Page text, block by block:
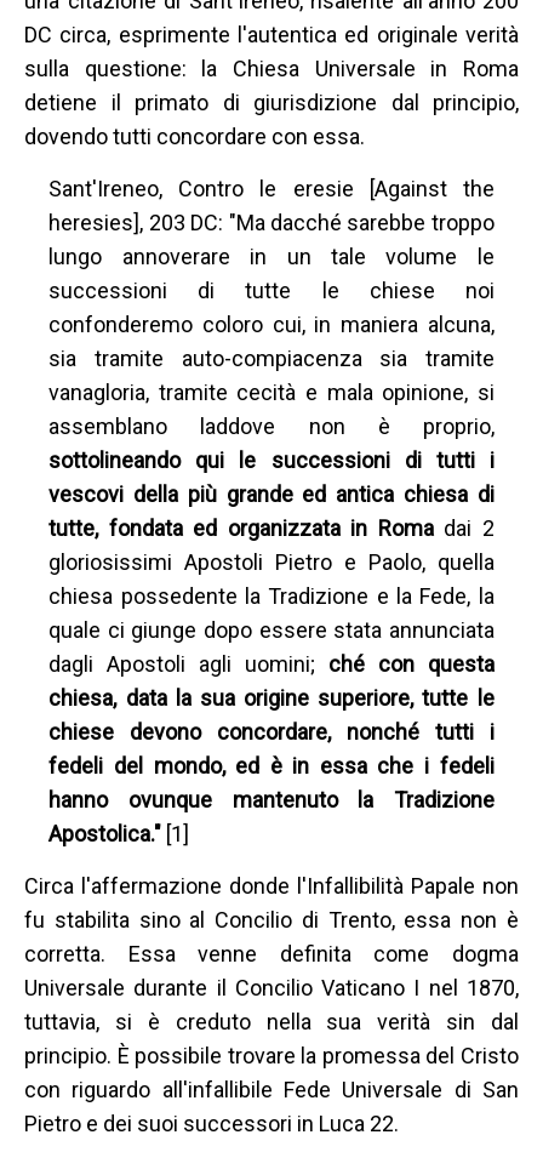
DC circa, esprimente l'autentica ed originale verità
sulla questione: la Chiesa Universale in Roma
detiene il primato di giurisdizione dal principio,
dovendo tutti concordare con essa.
Sant'Ireneo, Contro le eresie [Against the
heresies], 203 DC: "Ma dacché sarebbe troppo
lungo annoverare in un tale volume le
successioni di tutte le chiese noi
confonderemo coloro cui, in maniera alcuna,
sia tramite auto-compiacenza sia tramite
vanagloria, tramite cecità e mala opinione, si
assemblano laddove non è proprio,
sottolineando qui le successioni di tutti i
vescovi della più grande ed antica chiesa di
tutte, fondata ed organizzata in Roma dai 2
gloriosissimi Apostoli Pietro e Paolo, quella
chiesa possedente la Tradizione e la Fede, la
quale ci giunge dopo essere stata annunciata
dagli Apostoli agli uomini; ché con questa
chiesa, data la sua origine superiore, tutte le
chiese devono concordare, nonché tutti i
fedeli del mondo, ed è in essa che i fedeli
hanno ovunque mantenuto la Tradizione
Apostolica." [1]
Circa l'affermazione donde l'Infallibilità Papale non
fu stabilita sino al Concilio di Trento, essa non è
corretta. Essa venne definita come dogma
Universale durante il Concilio Vaticano I nel 1870,
tuttavia, si è creduto nella sua verità sin dal
principio. È possibile trovare la promessa del Cristo
con riguardo all'infallibile Fede Universale di San
Pietro e dei suoi successori in Luca 22.